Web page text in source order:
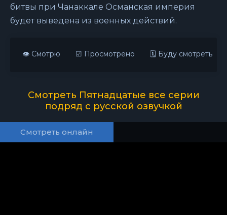
битвы при Чанаккале Османская империя
будет выведена из военных действий.
👁 Смотрю ☑ Просмотрено 🗓 Буду смотреть
Смотреть Пятнадцатые все серии
подряд с русской озвучкой
Смотреть онлайн